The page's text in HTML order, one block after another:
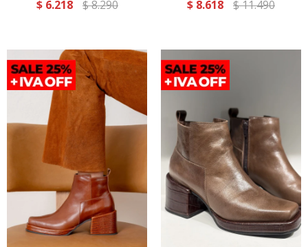
$ 6.218 $8.290 $ 8.618 $11.490